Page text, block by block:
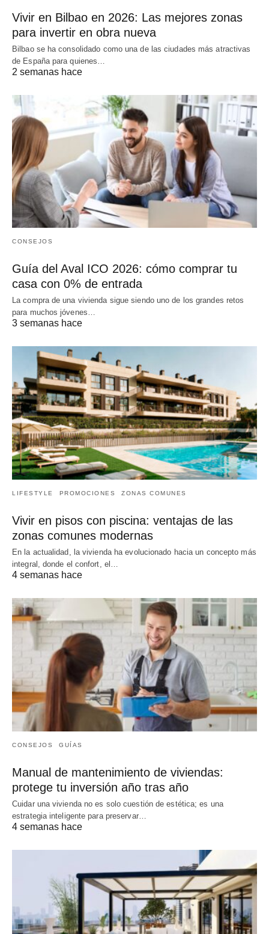
Vivir en Bilbao en 2026: Las mejores zonas
para invertir en obra nueva
Bilbao se ha consolidado como una de las ciudades más atractivas
de España para quienes…
2 semanas hace
CONSEJOS
Guía del Aval ICO 2026: cómo comprar tu
casa con 0% de entrada
La compra de una vivienda sigue siendo uno de los grandes retos
para muchos jóvenes…
3 semanas hace
LIFESTYLE PROMOCIONES ZONAS COMUNES
Vivir en pisos con piscina: ventajas de las
zonas comunes modernas
En la actualidad, la vivienda ha evolucionado hacia un concepto más
integral, donde el confort, el…
4 semanas hace
CONSEJOS GUÍAS
Manual de mantenimiento de viviendas:
protege tu inversión año tras año
Cuidar una vivienda no es solo cuestión de estética; es una
estrategia inteligente para preservar…
4 semanas hace